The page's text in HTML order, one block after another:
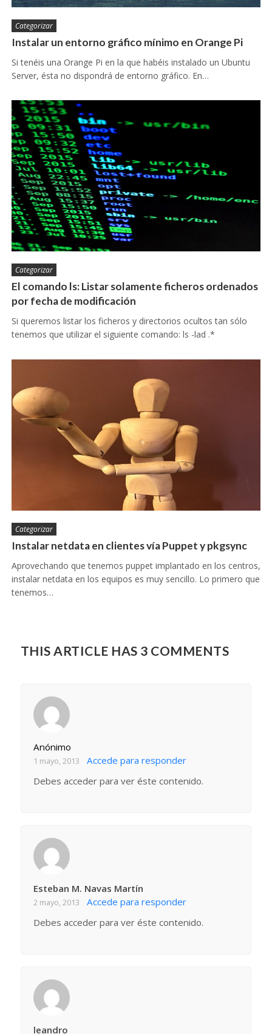
Categorizar
Instalar un entorno gráfico mínimo en Orange Pi
Si tenéis una Orange Pi en la que habéis instalado un Ubuntu
Server, ésta no dispondrá de entorno gráfico. En…
Categorizar
El comando ls: Listar solamente ficheros ordenados
por fecha de modificación
Si queremos listar los ficheros y directorios ocultos tan sólo
tenemos que utilizar el siguiente comando: ls -lad .*
Categorizar
Instalar netdata en clientes vía Puppet y pkgsync
Aprovechando que tenemos puppet implantado en los centros,
instalar netdata en los equipos es muy sencillo. Lo primero que
tenemos…
THIS ARTICLE HAS 3 COMMENTS
Anónimo
1 mayo, 2013
Accede para responder
Debes acceder para ver éste contenido.
Esteban M. Navas Martín
2 mayo, 2013
Accede para responder
Debes acceder para ver éste contenido.
leandro